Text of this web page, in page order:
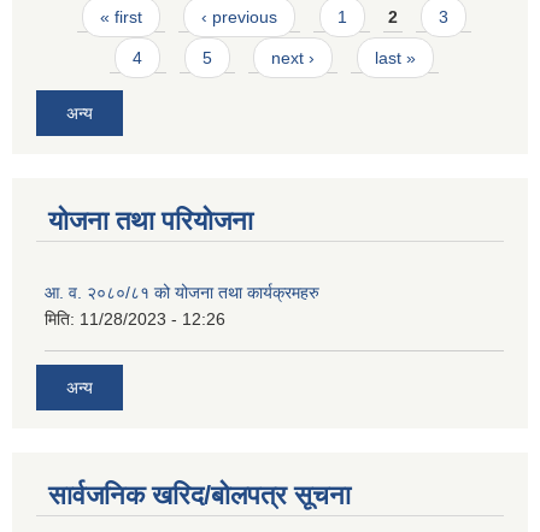
Pages
« first ‹ previous 1 2 3
4 5 next › last »
अन्य
योजना तथा परियोजना
आ. व. २०८०/८१ को योजना तथा कार्यक्रमहरु
मिति: 11/28/2023 - 12:26
अन्य
सार्वजनिक खरिद/बोलपत्र सूचना